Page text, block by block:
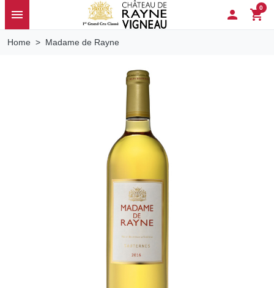
menu  shopping_cart
0
Home Madame de Rayne